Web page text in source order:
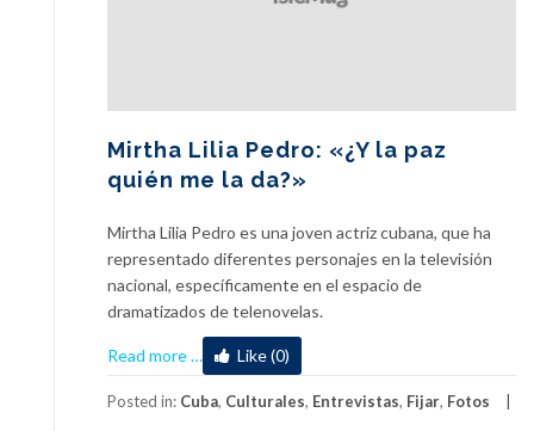
Mirtha Lilia Pedro: «¿Y la paz
quién me la da?»
Mirtha Lilia Pedro es una joven actriz cubana, que ha
representado diferentes personajes en la televisión
nacional, específicamente en el espacio de
dramatizados de telenovelas.
Read more
about
Mirtha
Lilia
… Like (0)
Posted in: Cuba, Culturales, Entrevistas, Fijar, Fotos